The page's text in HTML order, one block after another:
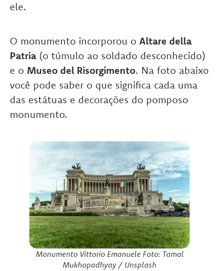
ele.
O monumento incorporou o Altare della
Patria (o túmulo ao soldado desconhecido)
e o Museo del Risorgimento. Na foto abaixo
você pode saber o que significa cada uma
das estátuas e decorações do pomposo
monumento.
Monumento Vittorio Emanuele Foto: Tamal
Mukhopadhyay / Unsplash